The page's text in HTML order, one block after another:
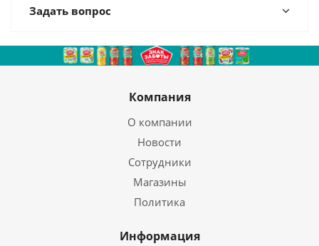
Задать вопрос
Компания
О компании
Новости
Сотрудники
Магазины
Политика
Информация